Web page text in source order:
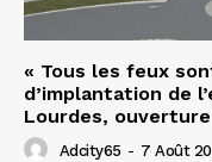
« Tous les feux
d’implantation de
Lourdes,
Adcity65 - 7 Août